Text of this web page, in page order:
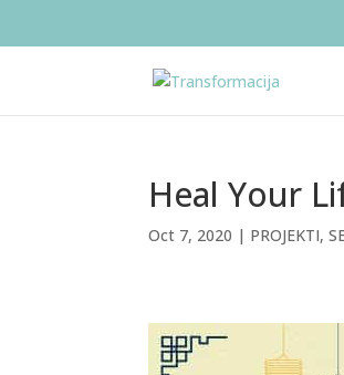
Heal Your
Oct 7, 2020 | PROJEKTI,